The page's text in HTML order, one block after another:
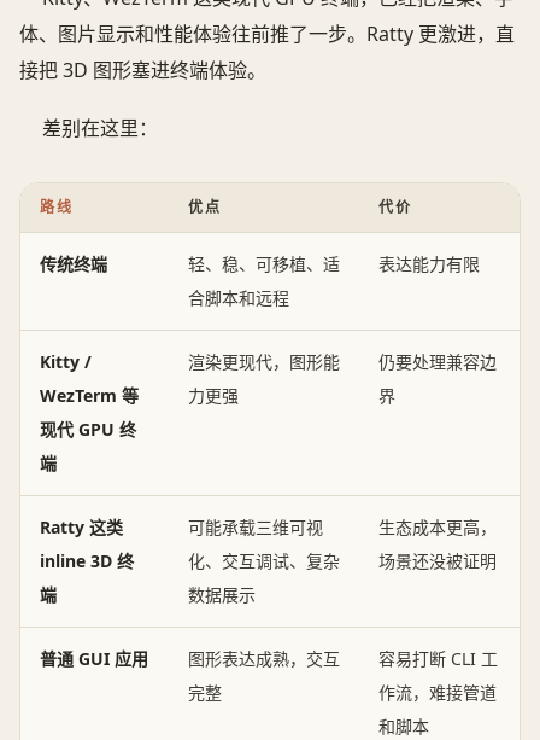
体、图片显示和性能体验往前推了一步。Ratty 更激进，直
接把 3D 图形塞进终端体验。
差别在这里：
路线 优点 代价
传统终端
轻、稳、可移植、适
合脚本和远程
表达能力有限
Kitty /
WezTerm 等
现代 GPU 终
端
渲染更现代，图形能
力更强
仍要处理兼容边
界
Ratty 这类
inline 3D 终
端
可能承载三维可视
化、交互调试、复杂
数据展示
生态成本更高，
场景还没被证明
普通 GUI 应用
图形表达成熟，交互
完整
容易打断 CLI 工
作流，难接管道
和脚本